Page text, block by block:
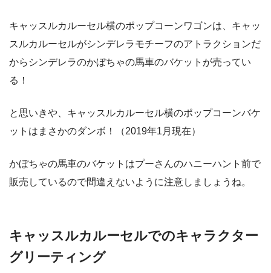
キャッスルカルーセル横のポップコーンワゴンは、キャッ
スルカルーセルがシンデレラモチーフのアトラクションだ
からシンデレラのかぼちゃの馬車のバケットが売ってい
る！
と思いきや、キャッスルカルーセル横のポップコーンバケ
ットはまさかのダンボ！（2019年1月現在）
かぼちゃの馬車のバケットはプーさんのハニーハント前で
販売しているので間違えないように注意しましょうね。
キャッスルカルーセルでのキャラクター
グリーティング